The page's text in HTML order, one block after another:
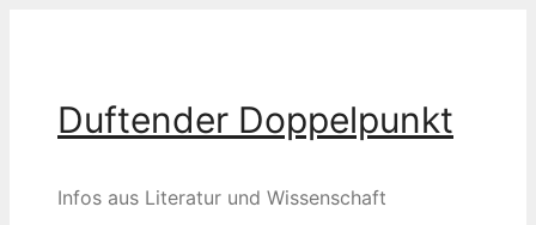
Duftender Doppelpunkt
Infos aus Literatur und Wissenschaft